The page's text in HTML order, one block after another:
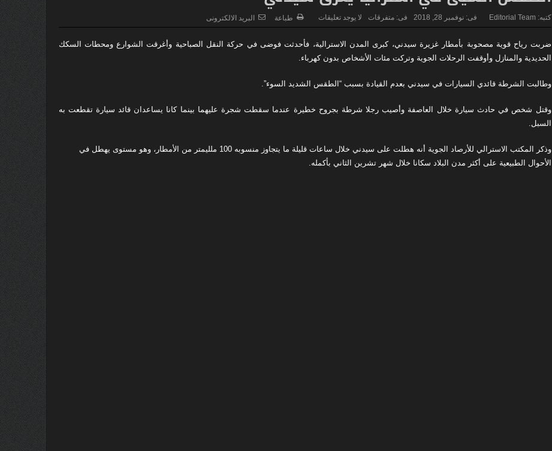
كتبه:Editorial Team فى:نوفمبر 28, 2018 فى:متفرقات لا يوجد تعليقات طباعة البريد الالكترونى
ضربت رياح قوية مصحوبة بأمطار غزيرة سيدني، كبرى المدن الاسترالية، فأحدثت فوضى في حركة النقل الصباحية وأغرقت الشوارع ومحطات السكك
الحديدية والمنازل وأوقفت الرحلات الجوية وتركت مئات الأشخاص بدون كهرباء.
وطالبت الشرطة قائدي السيارات في سيدني بعدم القيادة بسبب “الطقس الشديد السوء”.
وقتل شخص في حادث سيارة خلال العاصفة وأصيب رجلا شرطة بجروح خطيرة عندما سقطت شجرة عليهما بينما كانا يساعدان قائد سيارة تقطعت به
السبل.
وذكر المكتب الاسترالي للأرصاد الجوية أنه هطلت على سيدني خلال ساعات قليلة ما يتجاوز منسوبه 100 ملليمتر من الأمطار، وهو مستوى يهطل في
الأحوال الطبيعية على أكثر مدن البلاد سكانا خلال شهر تشرين الثاني بأكمله.